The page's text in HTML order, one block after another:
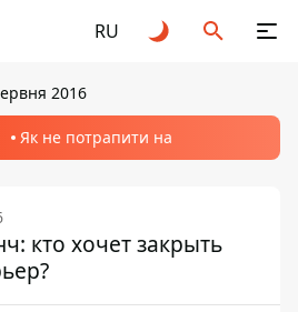
RU
2016
Як не потрапити на
кто хочет закрыть